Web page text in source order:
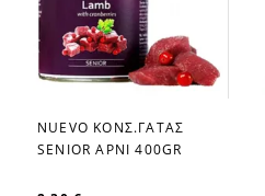
favorite_border
NUEVO ΚΟΝΣ.ΓΑΤΑΣ
SENIOR ΑΡΝΙ 400GR